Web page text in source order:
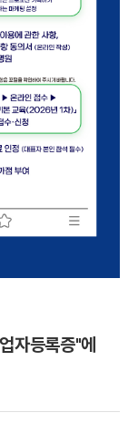
자등록증"에